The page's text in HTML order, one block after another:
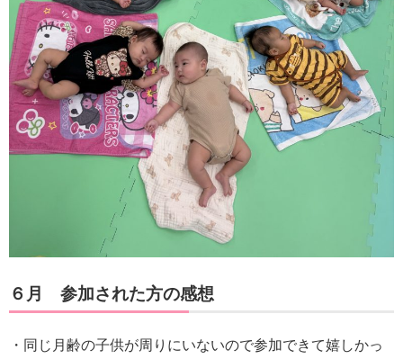
６月 参加された方の感想
・同じ月齢の子供が周りにいないので参加できて嬉しかっ